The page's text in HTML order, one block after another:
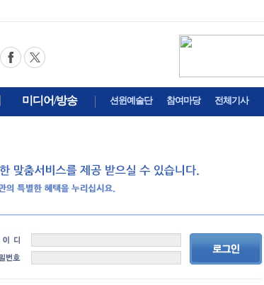
미디어/방송 션윈예술단 참여마당 전체기사